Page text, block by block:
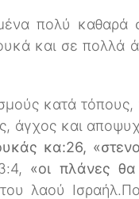
πολύ καθαρά
και σε πολλά
κατά
άγχος και
κα:26,
«οι πλάνες
λαού